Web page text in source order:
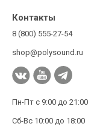
Контакты
8 (800) 555-27-54
shop@polysound.ru
Пн-Пт с 9:00 до 21:00
Сб-Вс 10:00 до 18:00